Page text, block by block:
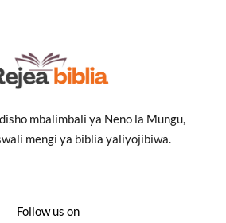
mbalimbali ya Neno la Mungu,
mengi ya biblia yaliyojibiwa.
Follow us on